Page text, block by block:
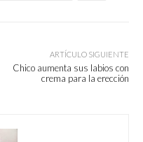
ARTÍCULO SIGUIENTE
Chico aumenta sus labios con
crema para la erección